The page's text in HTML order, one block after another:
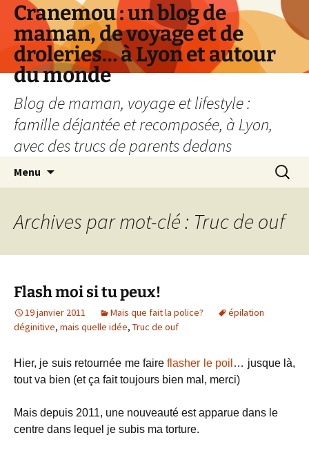
Cranemou : un blog de
maman, de voyage et de
droleries… à Lyon et autour
du monde
Blog de maman, voyage et lifestyle :
famille déjantée et recomposée, à Lyon,
avec des trucs de parents dedans
Menu
Archives par mot-clé : Truc de ouf
Flash moi si tu peux!
19 janvier 2011 Mais que fait la police?
épilation
déginitive, mais quelle idée, Truc de ouf
Hier, je suis retournée me faire flasher le poil … jusque là,
tout va bien (et ça fait toujours bien mal, merci)
Mais depuis 2011, une nouveauté est apparue dans le
centre dans lequel je subis ma torture.